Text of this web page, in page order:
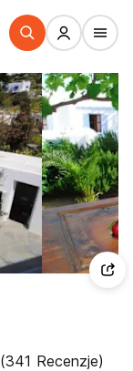
(341 Recenzje)